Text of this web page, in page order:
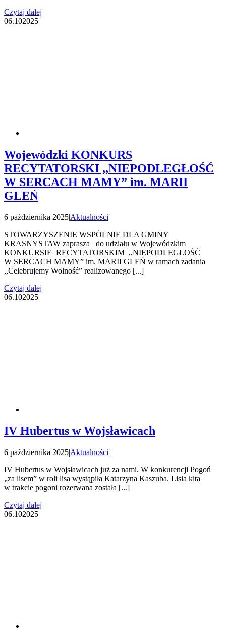
Czytaj dalej
06.102025
Wojewódzki KONKURS
RECYTATORSKI ,,NIEPODLEGŁOŚĆ
W SERCACH MAMY” im. MARII
GLEŃ
6 października 2025|Aktualności|
STOWARZYSZENIE WSPÓLNIE DLA GMINY
KRASNYSTAW zaprasza do udziału w Wojewódzkim
KONKURSIE RECYTATORSKIM ,,NIEPODLEGŁOŚĆ
W SERCACH MAMY” im. MARII GLEŃ w ramach zadania
,,Celebrujemy Wolność” realizowanego [...]
Czytaj dalej
06.102025
IV Hubertus w Wojsławicach
6 października 2025|Aktualności|
IV Hubertus w Wojsławicach już za nami. W konkurencji Pogoń
„za lisem” w roli lisa wystąpiła Katarzyna Kaszuba. Lisia kita
w trakcie pogoni rozerwana została [...]
Czytaj dalej
06.102025